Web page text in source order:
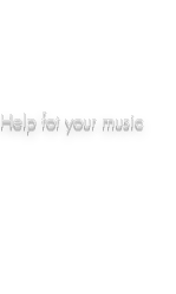
Helpfot your music